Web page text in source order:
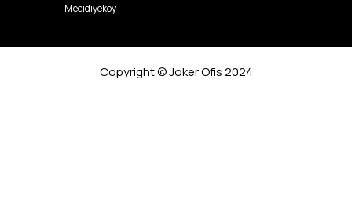
-Mecidiyeköy
Copyright © Joker Ofis 2024